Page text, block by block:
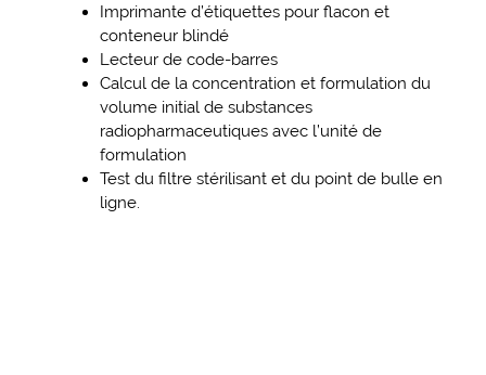
Imprimante d’étiquettes pour flacon et
conteneur blindé
Lecteur de code-barres
Calcul de la concentration et formulation du
volume initial de substances
radiopharmaceutiques avec l’unité de
formulation
Test du filtre stérilisant et du point de bulle en
ligne.